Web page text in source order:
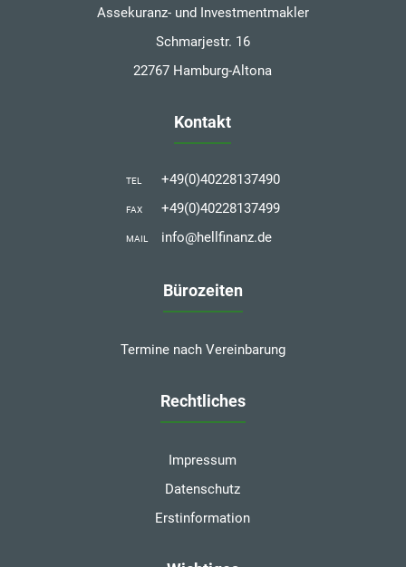
Assekuranz- und Investmentmakler
Schmarjestr. 16
22767 Hamburg-Altona
Kontakt
TEL +49(0)40228137490
FAX +49(0)40228137499
MAIL info@hellfinanz.de
Bürozeiten
Termine nach Vereinbarung
Rechtliches
Impressum
Datenschutz
Erstinformation